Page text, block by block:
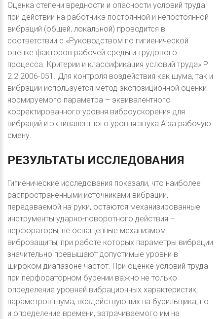
Оценка степени вредности и опасности условий труда
при действии на работника постоянной и непостоянной
вибраций (общей, локальной) проводится в
соответствии с «Руководством по гигиенической
оценке факторов рабочей среды и трудового
процесса. Критерии и классификация условий труда» Р
2.2.2006-051. Для контроля воздействия как шума, так и
вибрации используется метод экспозиционной оценки
нормируемого параметра – эквивалентного
корректированного уровня виброускорения для
вибраций и эквивалентного уровня звука А за рабочую
смену.
РЕЗУЛЬТАТЫ ИССЛЕДОВАНИЯ
Гигиенические исследования показали, что наиболее
распространенными источниками вибрации,
передаваемой на руки, остаются механизированные
инструменты ударно-поворотного действия –
перфораторы, не оснащенные механизмом
виброзащиты, при работе которых параметры вибрации
значительно превышают допустимые уровни в
широком диапазоне частот. При оценке условий труда
при перфораторном бурении важно не только
определение уровней вибрационных характеристик,
параметров шума, воздействующих на бурильщика, но
и определение времени, затрачиваемого им на